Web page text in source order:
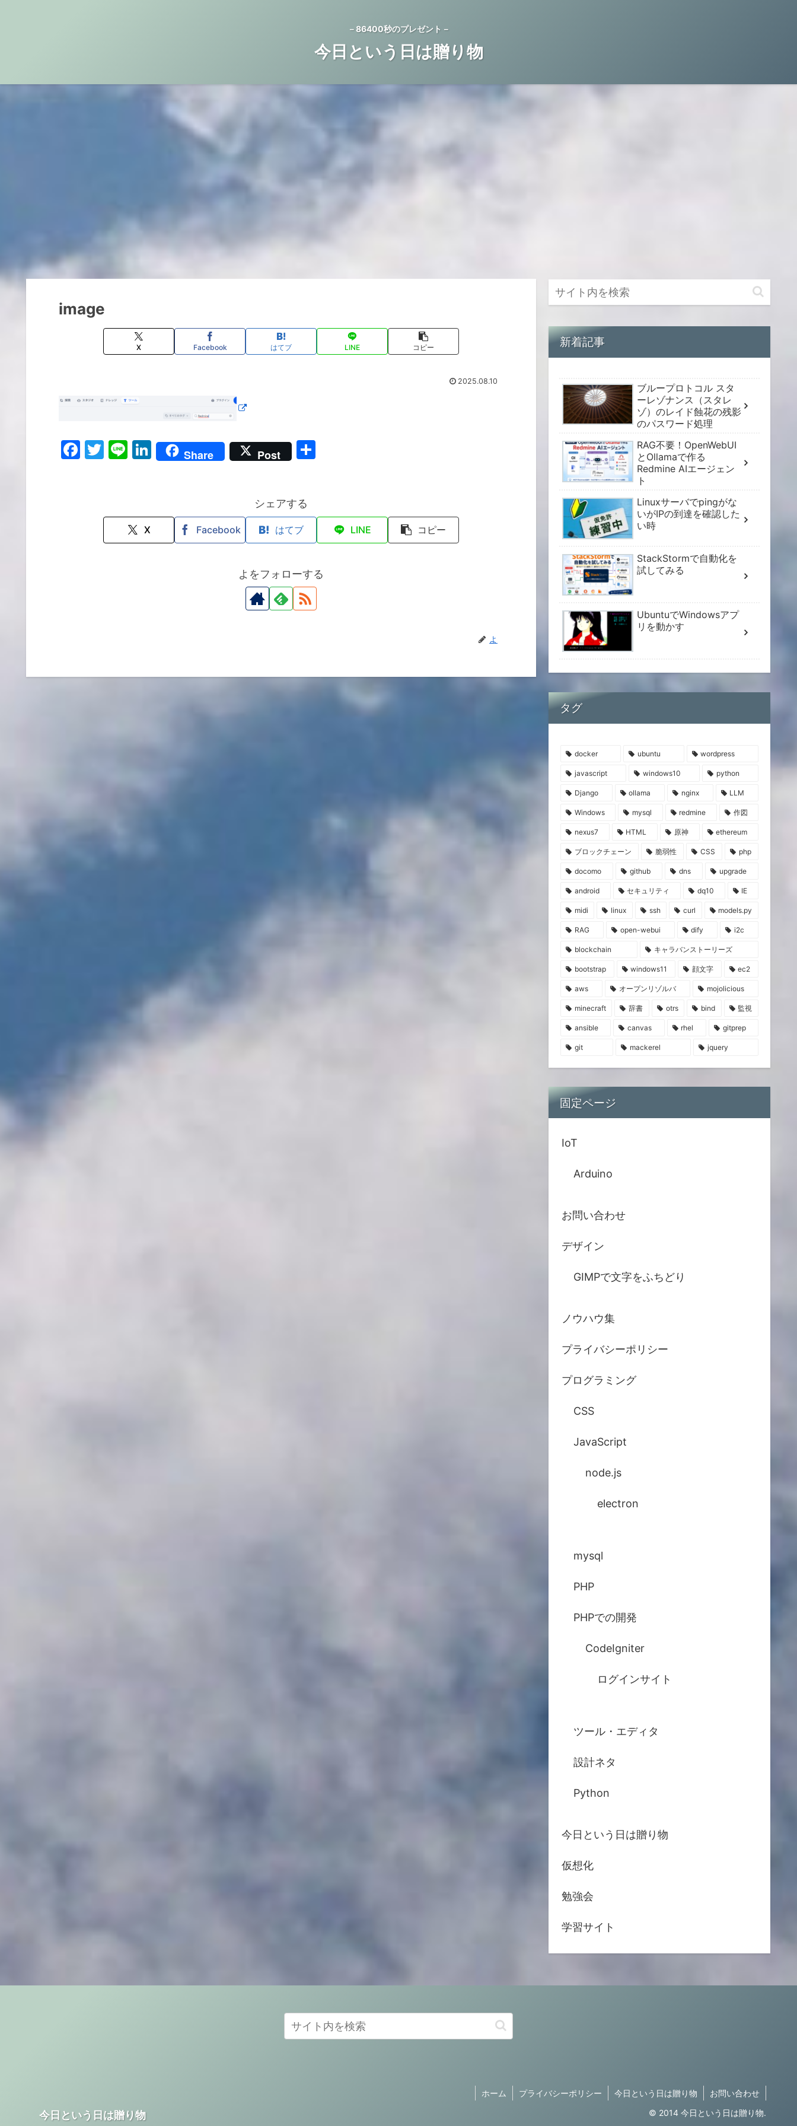
－86400秒のプレゼント－
今日という日は贈り物
image
X Facebook はてブ LINE コピー
2025.08.10
F
T
Li Li
n
n
Share Post
シェアする
X Facebook はてブ LINE コピー
よをフォローする
よ
新着記事
ブループロトコル スタ
ーレゾナンス（スタレ
ゾ）のレイド蝕花の残影
のパスワード処理
RAG不要！OpenWebUI
とOllamaで作る
Redmine AIエージェン
ト
Linuxサーバでpingがな
いがIPの到達を確認した
い時
StackStormで自動化を
試してみる
UbuntuでWindowsアプ
リを動かす
タグ
docker ubuntu wordpress
javascript windows10 python
Django ollama nginx LLM
Windows mysql redmine 作図
nexus7 HTML 原神 ethereum
ブロックチェーン 脆弱性 CSS php
docomo github dns upgrade
android セキュリティ dq10 IE
midi linux ssh curl models.py
RAG open-webui dify i2c
blockchain キャラバンストーリーズ
bootstrap windows11 顔文字 ec2
aws オープンリゾルバ mojolicious
minecraft 辞書 otrs bind 監視
ansible canvas rhel gitprep
git mackerel jquery
固定ページ
IoT
Arduino
お問い合わせ
デザイン
GIMPで文字をふちどり
ノウハウ集
プライバシーポリシー
プログラミング
CSS
JavaScript
node.js
electron
mysql
PHP
PHPでの開発
CodeIgniter
ログインサイト
ツール・エディタ
設計ネタ
Python
今日という日は贈り物
仮想化
勉強会
学習サイト
今日という日は贈り物
ホーム プライバシーポリシー 今日という日は贈り物
お問い合わせ
© 2014 今日という日は贈り物.